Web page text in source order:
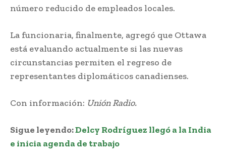
número reducido de empleados locales.
La funcionaria, finalmente, agregó que Ottawa
está evaluando actualmente si las nuevas
circunstancias permiten el regreso de
representantes diplomáticos canadienses.
Con información: Unión Radio.
Sigue leyendo:Delcy Rodríguez llegó a la India
e inicia agenda de trabajo